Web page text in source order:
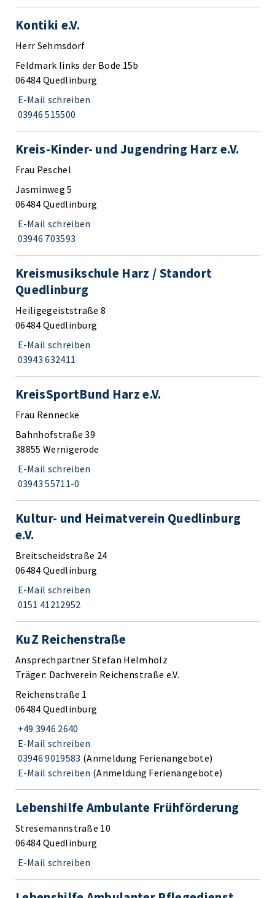
Kontiki e.V.
Herr Sehmsdorf
Feldmark links der Bode 15b
06484 Quedlinburg
E-Mail schreiben
03946 515500
Kreis-Kinder- und Jugendring Harz e.V.
Frau Peschel
Jasminweg 5
06484 Quedlinburg
E-Mail schreiben
03946 703593
Kreismusikschule Harz / Standort
Quedlinburg
Heiligegeiststraße 8
06484 Quedlinburg
E-Mail schreiben
03943 632411
KreisSportBund Harz e.V.
Frau Rennecke
Bahnhofstraße 39
38855 Wernigerode
E-Mail schreiben
03943 55711-0
Kultur- und Heimatverein Quedlinburg
e.V.
Breitscheidstraße 24
06484 Quedlinburg
E-Mail schreiben
0151 41212952
KuZ Reichenstraße
Ansprechpartner Stefan Helmholz
Träger: Dachverein Reichenstraße e.V.
Reichenstraße 1
06484 Quedlinburg
+49 3946 2640
E-Mail schreiben
03946 9019583 (Anmeldung Ferienangebote)
E-Mail schreiben (Anmeldung Ferienangebote)
Lebenshilfe Ambulante Frühförderung
Stresemannstraße 10
06484 Quedlinburg
E-Mail schreiben